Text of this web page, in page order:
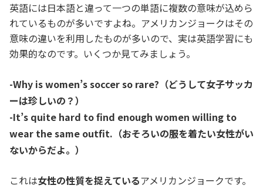
英語には日本語と違って一つの単語に複数の意味が込めら
れているものが多いですよね。アメリカンジョークはその
意味の違いを利用したものが多いので、実は英語学習にも
効果的なのです。いくつか見てみましょう。
-Why is women’s soccer so rare?（どうして女子サッカ
ーは珍しいの？）
-It’s quite hard to find enough women willing to
wear the same outfit.（おそろいの服を着たい女性がい
ないからだよ。）
これは女性の性質を捉えているアメリカンジョークです。